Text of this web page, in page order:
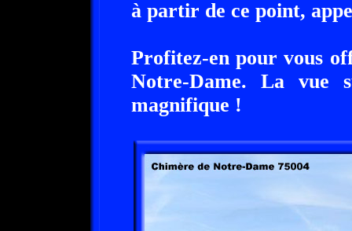
à partir de ce point,
Profitez-en pour vous
Notre-Dame. La vue
magnifique !